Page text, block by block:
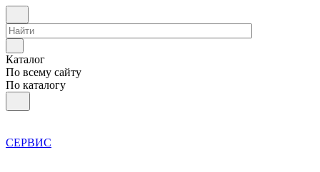
Каталог
По всему сайту
По каталогу
СЕРВИС